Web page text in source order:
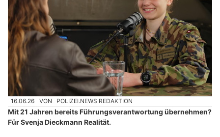
16.06.26 VON POLIZEI.NEWS REDAKTION
Mit 21 Jahren bereits Führungsverantwortung übernehmen?
Für Svenja Dieckmann Realität.